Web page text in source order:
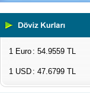
Çevresel
1 Euro : 54.9559 TL
1 USD : 47.6799 TL